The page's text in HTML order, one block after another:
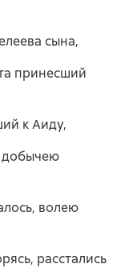
сына,
принесший
к Аиду,
добычею
волею
расстались